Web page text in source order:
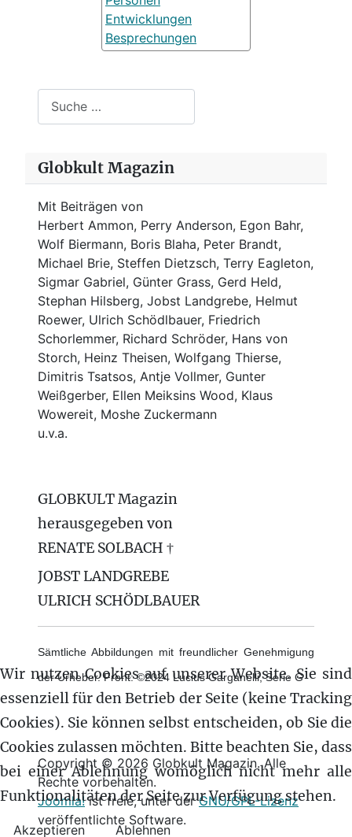
Entwicklungen
Besprechungen
Globkult Magazin
Mit Beiträgen von
Herbert Ammon, Perry Anderson, Egon Bahr,
Wolf Biermann, Boris Blaha, Peter Brandt,
Michael Brie, Steffen Dietzsch, Terry Eagleton,
Sigmar Gabriel, Günter Grass, Gerd Held,
Stephan Hilsberg, Jobst Landgrebe, Helmut
Roewer, Ulrich Schödlbauer, Friedrich
Schorlemmer, Richard Schröder, Hans von
Storch, Heinz Theisen, Wolfgang Thierse,
Dimitris Tsatsos, Antje Vollmer, Gunter
Weißgerber, Ellen Meiksins Wood, Klaus
Wowereit, Moshe Zuckermann
u.v.a.
GLOBKULT Magazin
herausgegeben von
RENATE SOLBACH †
JOBST LANDGREBE
ULRICH SCHÖDLBAUER
Sämtliche Abbildungen mit freundlicher Genehmigung
der Urheber. Front: ©2024 Lucius Garganelli, Serie G
Copyright © 2026 Globkult Magazin. Alle
Rechte vorbehalten.
Joomla!ist freie, unter derGNU/GPL-Lizenz
veröffentlichte Software.
Wir nutzen Cookies auf unserer Website. Sie sind
essenziell für den Betrieb der Seite (keine Tracking
Cookies). Sie können selbst entscheiden, ob Sie die
Cookies zulassen möchten. Bitte beachten Sie, dass
bei einer Ablehnung womöglich nicht mehr alle
Funktionalitäten der Seite zur Verfügung stehen.
Akzeptieren Ablehnen